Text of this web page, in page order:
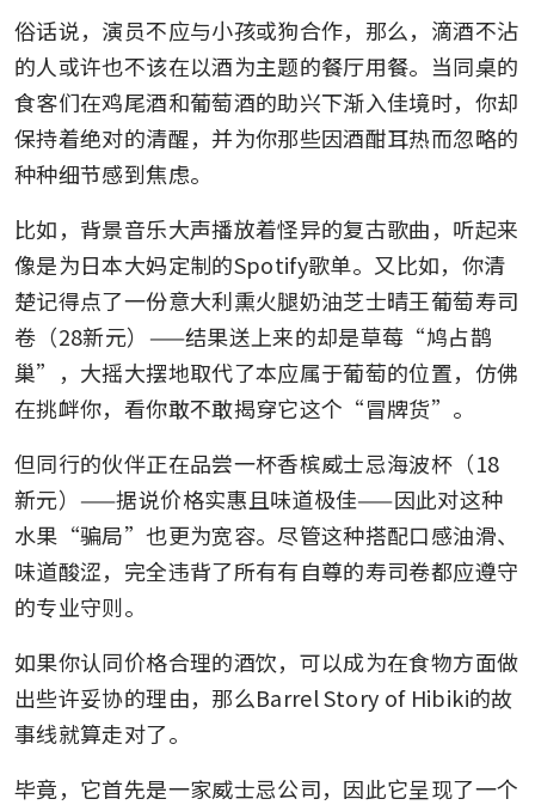
俗话说，演员不应与小孩或狗合作，那么，滴酒不沾
的人或许也不该在以酒为主题的餐厅用餐。当同桌的
食客们在鸡尾酒和葡萄酒的助兴下渐入佳境时，你却
保持着绝对的清醒，并为你那些因酒酣耳热而忽略的
种种细节感到焦虑。
比如，背景音乐大声播放着怪异的复古歌曲，听起来
像是为日本大妈定制的Spotify歌单。又比如，你清
楚记得点了一份意大利熏火腿奶油芝士晴王葡萄寿司
卷（28新元）——结果送上来的却是草莓“鸠占鹊
巢”，大摇大摆地取代了本应属于葡萄的位置，仿佛
在挑衅你，看你敢不敢揭穿它这个“冒牌货”。
但同行的伙伴正在品尝一杯香槟威士忌海波杯（18
新元）——据说价格实惠且味道极佳——因此对这种
水果“骗局”也更为宽容。尽管这种搭配口感油滑、
味道酸涩，完全违背了所有有自尊的寿司卷都应遵守
的专业守则。
如果你认同价格合理的酒饮，可以成为在食物方面做
出些许妥协的理由，那么Barrel Story of Hibiki的故
事线就算走对了。
毕竟，它首先是一家威士忌公司，因此它呈现了一个